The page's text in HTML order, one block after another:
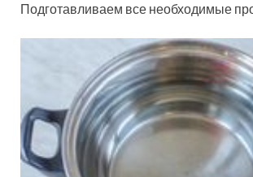
Подготавливаем все необходимые